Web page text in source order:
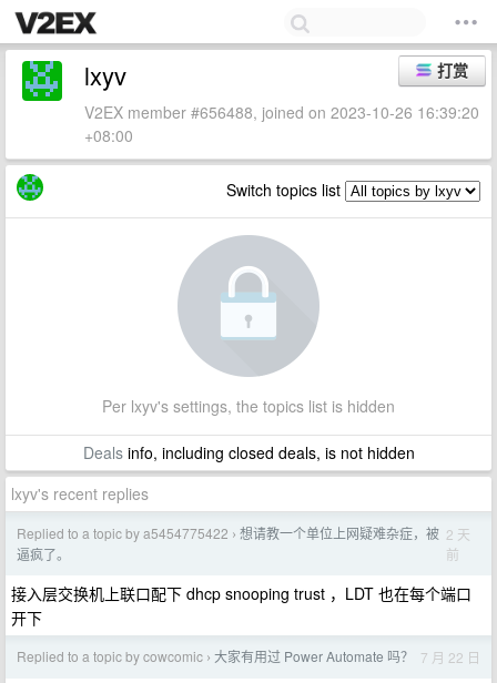
打赏
lxyv
V2EX member #656488, joined on 2023-10-26 16:39:20
+08:00
Switch topics list
Per lxyv's settings, the topics list is hidden
Dealsinfo, including closed deals, is not hidden
lxyv's recent replies
Replied to a topic by a5454775422 › 想请教一个单位上网疑难杂症，被
逼疯了。
2 天
前
接入层交换机上联口配下 dhcp snooping trust ，LDT 也在每个端口
开下
Replied to a topic by cowcomic › 大家有用过 Power Automate 吗？ 7 月 22 日